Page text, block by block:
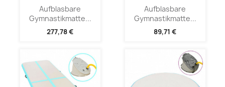
Aufblasbare
Gymnastikmatte...
277,78 €
Aufblasbare
Gymnastikmatte...
89,71 €